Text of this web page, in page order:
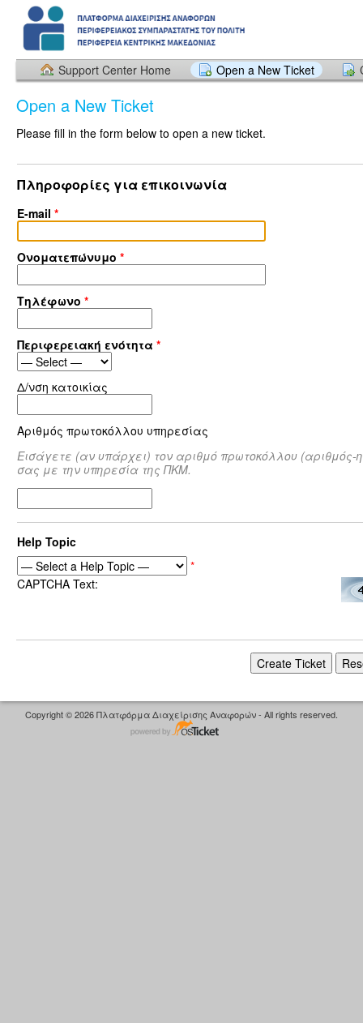
Support Center Home Open a New Ticket
Open a New Ticket
Please fill in the form below to open a new ticket.
Πληροφορίες για επικοινωνία
E-mail *
Ονοματεπώνυμο *
Τηλέφωνο *
Περιφερειακή ενότητα *
Δ/νση κατοικίας
Αριθμός πρωτοκόλλου υπηρεσίας
Εισάγετε (αν υπάρχει) τον αριθμό πρωτοκόλλου
σας με την υπηρεσία της ΠΚΜ.
Help Topic
*
CAPTCHA Text:
Copyright © 2026 Πλατφόρμα Διαχείρισης Αναφορών - All rights reserved.